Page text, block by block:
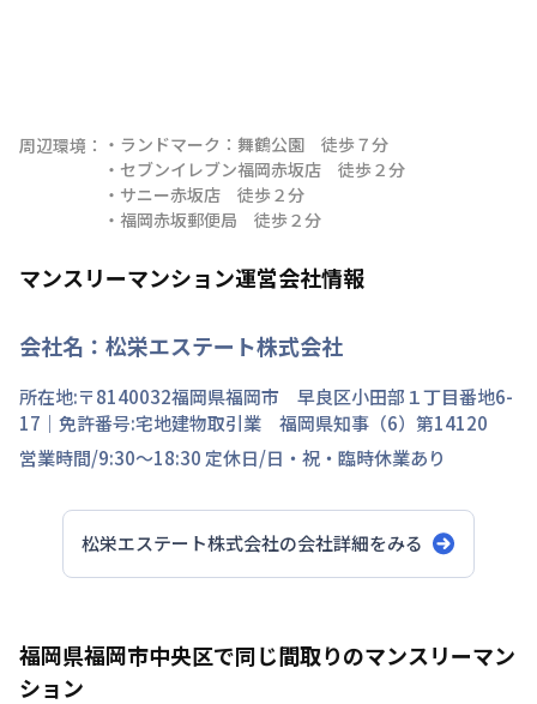
周辺環境： ・ランドマーク：舞鶴公園　徒歩７分
・セブンイレブン福岡赤坂店　徒歩２分
・サニー赤坂店　徒歩２分
・福岡赤坂郵便局　徒歩２分
マンスリーマンション運営会社情報
会社名： 松栄エステート株式会社
所在地:〒8140032福岡県福岡市 早良区小田部 １丁目番地6-
17 ｜免許番号:宅地建物取引業 福岡県知事（6）第14120
営業時間/9:30～18:30 定休日/日・祝・臨時休業あり
松栄エステート株式会社の会社詳細をみる
福岡県福岡市中央区で同じ間取りのマンスリーマン
ション